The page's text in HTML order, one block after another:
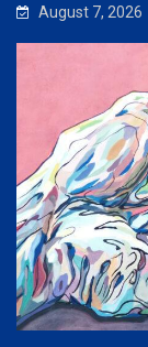
August 7, 2026